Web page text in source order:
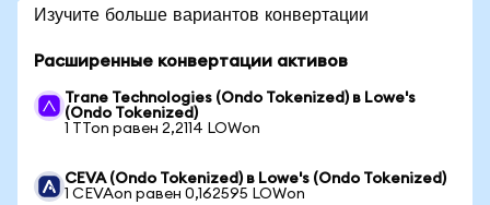
Изучите больше вариантов конвертации
Расширенные конвертации активов
Trane Technologies (Ondo Tokenized) в Lowe's
(Ondo Tokenized)
1 TTon равен 2,2114 LOWon
CEVA (Ondo Tokenized) в Lowe's (Ondo Tokenized)
1 CEVAon равен 0,162595 LOWon